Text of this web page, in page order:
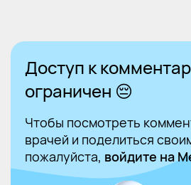
Доступ к
ограничен 😔
Чтобы посмотреть
врачей и поделиться
пожалуйста, войдите на